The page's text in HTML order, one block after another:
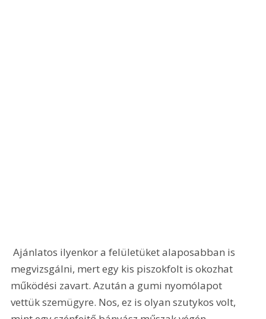
Ajánlatos ilyenkor a felületüket alaposabban is
megvizsgálni, mert egy kis piszokfolt is okozhat
működési zavart. Azután a gumi nyomólapot
vettük szemügyre. Nos, ez is olyan szutykos volt,